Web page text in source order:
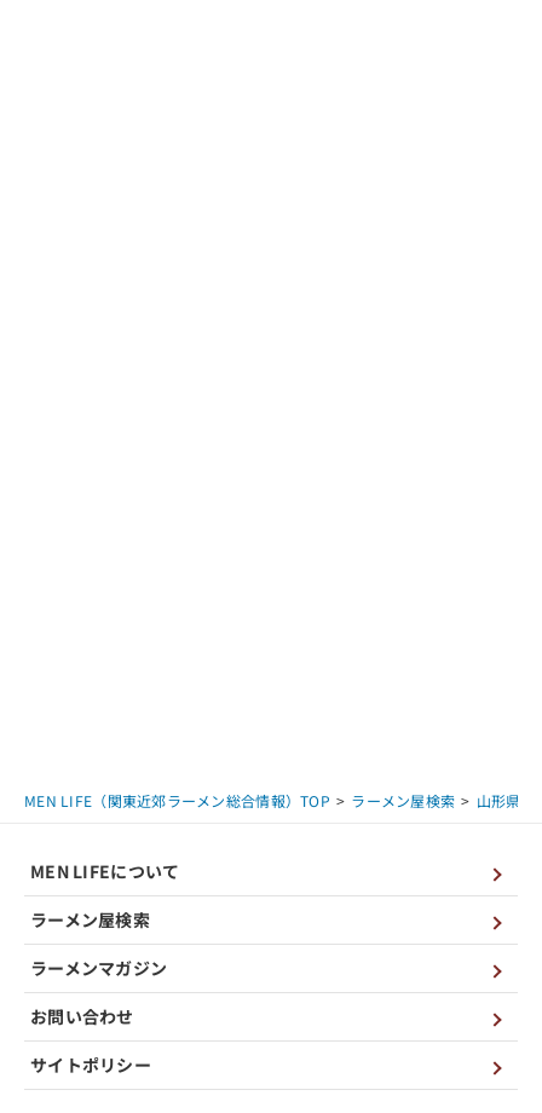
MEN LIFE（関東近郊ラーメン総合情報）TOP ラーメン屋検索 山形県
MEN LIFEについて
ラーメン屋検索
ラーメンマガジン
お問い合わせ
サイトポリシー